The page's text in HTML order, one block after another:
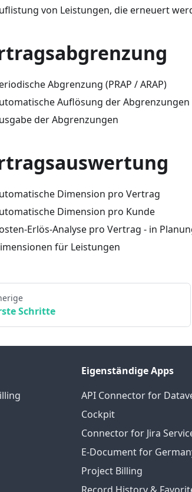
von Leistungen, die erneuert
Abgrenzung (PRAP / ARAP)
Auflösung der Abgrenzungen
der Abgrenzungen
Dimension pro Vertrag
Dimension pro Kunde
Erlös-Analyse pro Vertrag - in
für Leistungen
Schritte
Eigenständige Apps
API Connector for
Cockpit
Connector for Jira
E-Document for
Project Billing